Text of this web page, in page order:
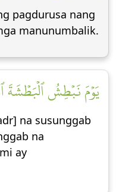
pagdurusa nang
manunumbalik.
يَوۡمَ نَبۡطِشُ ٱلۡبَطۡشَةَ
na susunggab
na
ay